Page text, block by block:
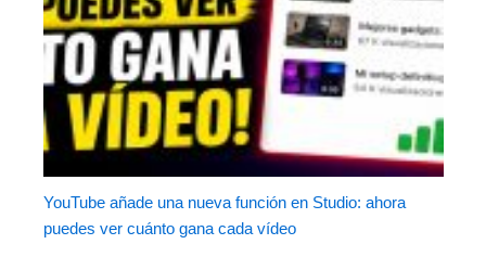
YouTube añade una nueva función en Studio: ahora
puedes ver cuánto gana cada vídeo